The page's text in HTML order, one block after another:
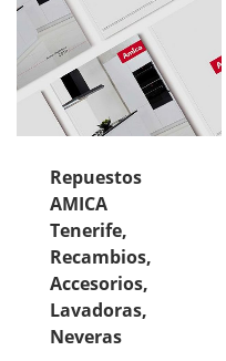
Repuestos
AMICA
Tenerife,
Recambios,
Accesorios,
Lavadoras,
Neveras